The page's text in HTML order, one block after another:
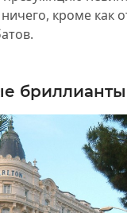
кроме как